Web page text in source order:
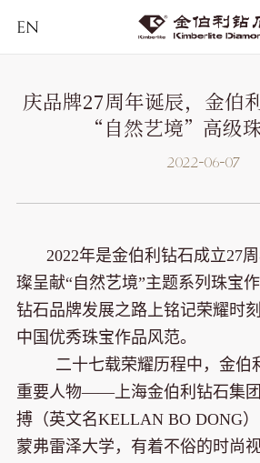
EN
庆品牌27周年诞辰，金伯
“自然艺境”高级
2022-06-07
2022年是金伯利钻石成立27
璨呈献“自然艺境”主题系列珠宝
钻石品牌发展之路上铭记荣耀时
中国优秀珠宝作品风范。
二十七载荣耀历程中，金伯
重要人物——上海金伯利钻石集
搏（英文名KELLAN BO DONG
蒙弗雷泽大学，有着不俗的时尚